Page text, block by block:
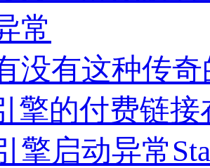
常
没有这种传
擎的付费链
擎启动异常